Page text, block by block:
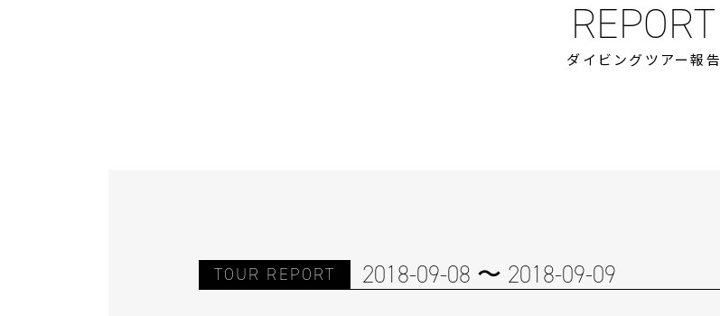
ダイビングツアー報告
TOUR REPORT 2018-09-08 〜 2018-09-09